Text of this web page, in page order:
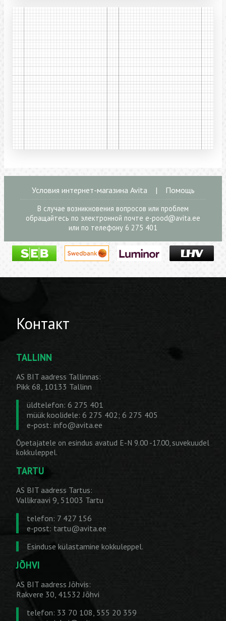
Условия интернет-магазина Avita | Помощь
В случае возникновения вопросов или проблем
обращайтесь по электронной почте e-pood@avita.ee
или по телефону 6 275 401
Контакт
TALLINN
AS BIT aadress Tallinnas:
Pikk 68, 10133 Tallinn
üldtelefon: 6 275 401
müük koolidele: 6 275 402; 6 275 405
e-post: info@avita.ee
Õpetajatele on esindus avatud E-N 9.00 -17.00, suvekuudel
kokkuleppel.
TARTU
AS BIT aadress Tartus:
Vallikraavi 9, 51003 Tartu
telefon: 7 427 156
e-post: tartu@avita.ee
Esinduse külastamine kokkuleppel.
JÕHVI
AS BIT aadress Jõhvis:
Rakvere 30, 41532 Jõhvi
telefon: 33 70 108, 555 20 359